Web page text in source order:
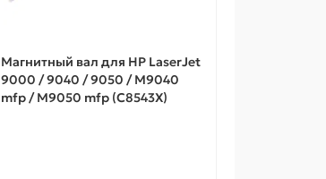
Магнитный вал для HP LaserJet
9000 / 9040 / 9050 / M9040
mfp / M9050 mfp (C8543X)